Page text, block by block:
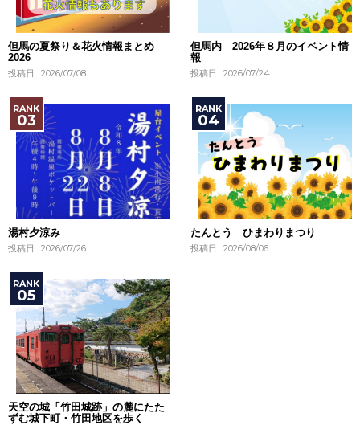
但馬の夏祭り＆花火情報まとめ
2026
投稿日 : 2026/07/08
但馬内 2026年８月のイベント情
報
投稿日 : 2026/07/24
湯村夕涼み
投稿日 : 2026/07/26
たんとう ひまわりまつり
投稿日 : 2026/08/06
天空の城「竹田城跡」の麓にたた
ずむ城下町・竹田地区を歩く